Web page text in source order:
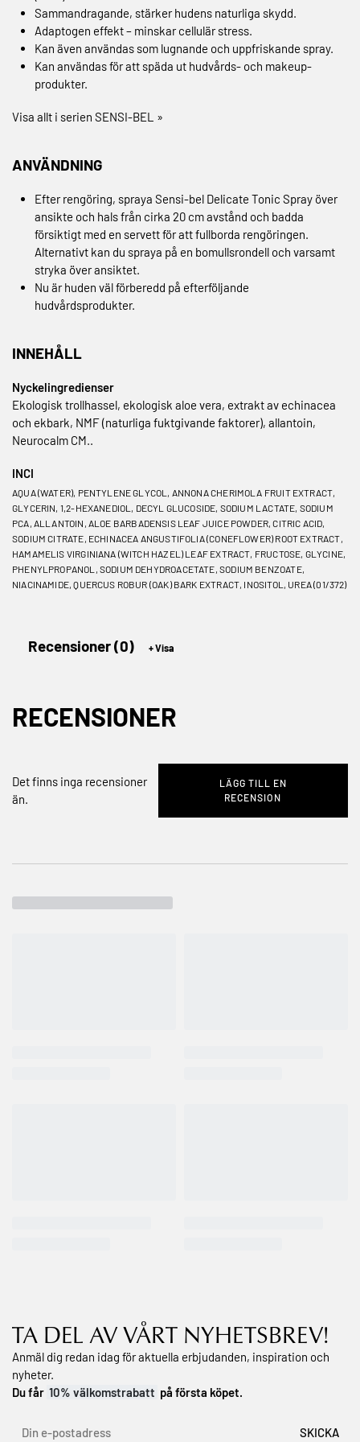
Sammandragande, stärker hudens naturliga skydd.
Adaptogen effekt – minskar cellulär stress.
Kan även användas som lugnande och uppfriskande spray.
Kan användas för att späda ut hudvårds- och makeup-
produkter.
Visa allt i serien SENSI-BEL »
ANVÄNDNING
Efter rengöring, spraya Sensi-bel Delicate Tonic Spray över
ansikte och hals från cirka 20 cm avstånd och badda
försiktigt med en servett för att fullborda rengöringen.
Alternativt kan du spraya på en bomullsrondell och varsamt
stryka över ansiktet.
Nu är huden väl förberedd på efterföljande
hudvårdsprodukter.
INNEHÅLL
Nyckelingredienser
Ekologisk trollhassel, ekologisk aloe vera, extrakt av echinacea
och ekbark, NMF (naturliga fuktgivande faktorer), allantoin,
Neurocalm CM..
INCI
AQUA (WATER), PENTYLENE GLYCOL, ANNONA CHERIMOLA FRUIT EXTRACT,
GLYCERIN, 1,2-HEXANEDIOL, DECYL GLUCOSIDE, SODIUM LACTATE, SODIUM
PCA, ALLANTOIN, ALOE BARBADENSIS LEAF JUICE POWDER, CITRIC ACID,
SODIUM CITRATE, ECHINACEA ANGUSTIFOLIA (CONEFLOWER) ROOT EXTRACT,
HAMAMELIS VIRGINIANA (WITCH HAZEL) LEAF EXTRACT, FRUCTOSE, GLYCINE,
PHENYLPROPANOL, SODIUM DEHYDROACETATE, SODIUM BENZOATE,
NIACINAMIDE, QUERCUS ROBUR (OAK) BARK EXTRACT, INOSITOL, UREA (01/372)
Recensioner (0)
RECENSIONER
Det finns inga recensioner
än.
LÄGG TILL EN
RECENSION
TA DEL AV VÅRT NYHETSBREV!
Anmäl dig redan idag för aktuella erbjudanden, inspiration och
nyheter.
Du får 10% välkomstrabatt på första köpet.